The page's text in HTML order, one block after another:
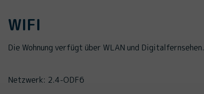
WIFI
Die Wohnung verfügt über WLAN und Digitalfernsehen.
Netzwerk: 2.4-ODF6